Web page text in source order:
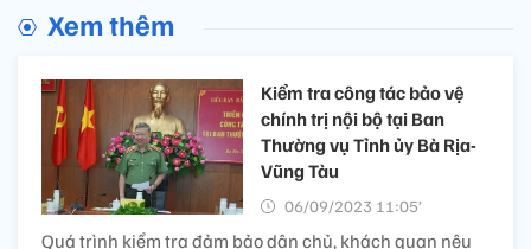
Xem thêm
Kiểm tra công tác bảo vệ
chính trị nội bộ tại Ban
Thường vụ Tỉnh ủy Bà Rịa-
Vũng Tàu
06/09/2023 11:05’
Quá trình kiểm tra đảm bảo dân chủ, khách quan nêu